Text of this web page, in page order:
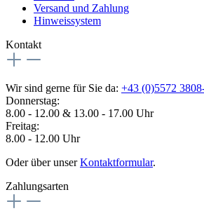
Versand und Zahlung
Hinweissystem
Kontakt
Wir sind gerne für Sie da: +43 (0)5572
Donnerstag:
8.00 - 12.00 & 13.00 - 17.00 Uhr
Freitag:
8.00 - 12.00 Uhr
Oder über unserKontaktformular.
Zahlungsarten